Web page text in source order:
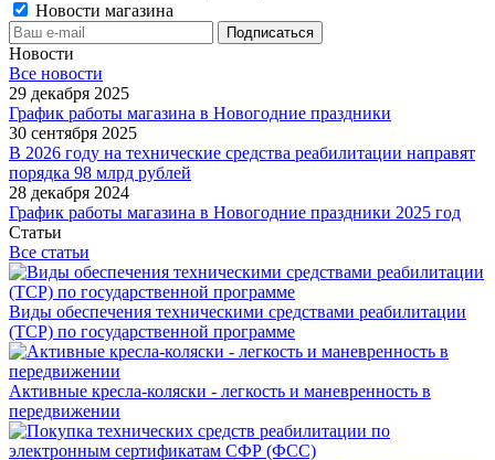
Новости магазина
Новости
Все новости
29 декабря 2025
График работы магазина в Новогодние праздники
30 сентября 2025
В 2026 году на технические средства реабилитации направят
порядка 98 млрд рублей
28 декабря 2024
График работы магазина в Новогодние праздники 2025 год
Статьи
Все статьи
Виды обеспечения техническими средствами реабилитации
(ТСР) по государственной программе
Активные кресла-коляски - легкость и маневренность в
передвижении